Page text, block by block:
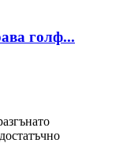
голф...